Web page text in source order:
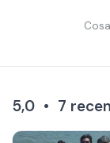
5,0 • 7